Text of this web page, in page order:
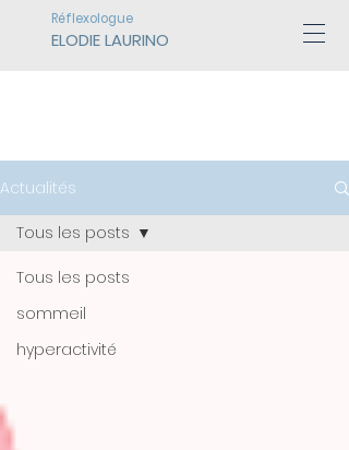
ELODIE LAURINO
Réflexologue
Actualités
Tous les posts
sommeil
hyperactivité
Tous les posts